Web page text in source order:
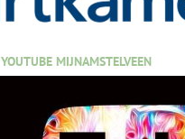
YOUTUBE MIJNAMSTELVEEN